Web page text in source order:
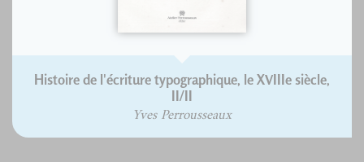
Histoire de l'écriture typographique, le XVIIIe siècle,
II/II
Yves Perrousseaux